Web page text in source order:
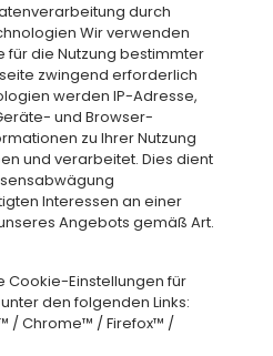
durch
Wir verwenden
für die Nutzung bestimmter
zwingend erforderlich
werden IP-Adresse,
und Browser-
zu Ihrer Nutzung
und verarbeitet. Dies dient
Interessen an einer
Angebots gemäß Art.
Cookie-Einstellungen für
den folgenden Links:
/ Chrome™ / Firefox™ /